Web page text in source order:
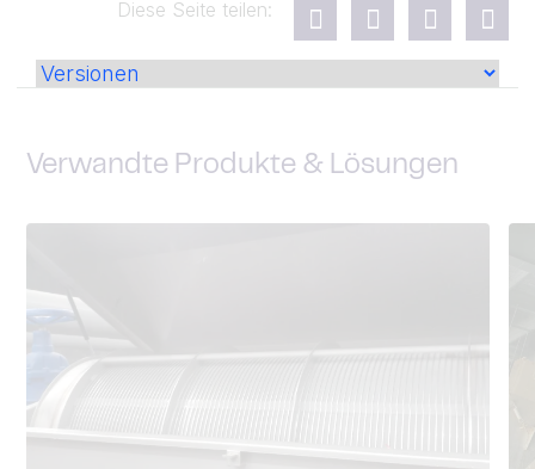
Diese Seite teilen:
Verwandte Produkte & Lösungen